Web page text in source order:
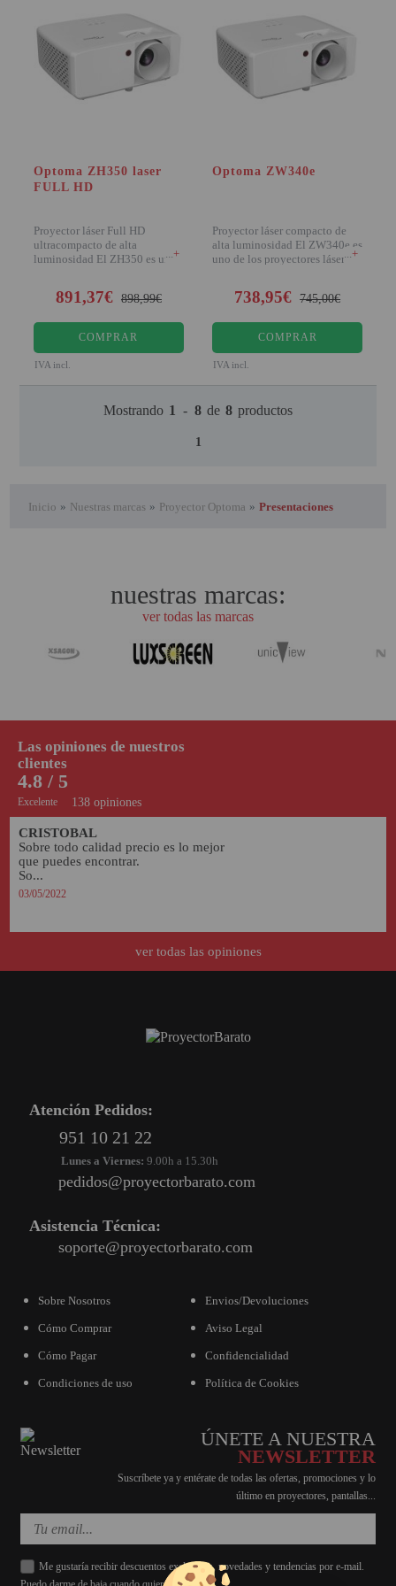
Optoma ZH350 laser
FULL HD
Proyector láser Full HD
ultracompacto de alta
luminosidad El ZH350 es uno+
891,37€ 898,99€
COMPRAR
IVA incl.
Optoma ZW340e
Proyector láser compacto de
alta luminosidad El ZW340e es
uno de los proyectores láser
+
738,95€ 745,00€
COMPRAR
IVA incl.
Mostrando 1 - 8 de 8 productos
1
Inicio » Nuestras marcas » Proyector Optoma » Presentaciones
nuestras marcas:
ver todas las marcas
138 opiniones
4.8 / 5
Excelente
Las opiniones de nuestros
clientes
CRISTOBAL
Sobre todo calidad precio es lo mejor
que puedes encontrar.
So...
03/05/2022
ver todas las opiniones
Atención Pedidos:
951 10 21 22
Lunes a Viernes: 9.00h a 15.30h
pedidos@proyectorbarato.com
Asistencia Técnica:
soporte@proyectorbarato.com
Sobre Nosotros
Cómo Comprar
Cómo Pagar
Condiciones de uso
Envios/Devoluciones
Aviso Legal
Confidencialidad
Política de Cookies
ÚNETE A NUESTRA
NEWSLETTER
Suscríbete ya y entérate de todas las ofertas, promociones y lo
último en proyectores, pantallas...
Me gustaría recibir descuentos exclusivos, novedades y tendencias por e-mail.